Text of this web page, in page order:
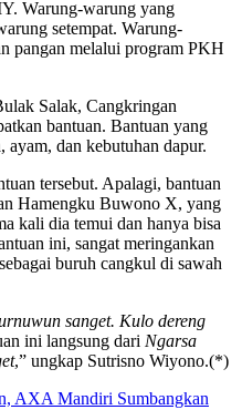
Warung-warung yang
setempat. Warung-
pangan melalui program PKH
Salak, Cangkringan
bantuan. Bantuan yang
dan kebutuhan dapur.
tersebut. Apalagi, bantuan
Hamengku Buwono X, yang
kali dia temui dan hanya bisa
ini, sangat meringankan
buruh cangkul di sawah
sanget. Kulo dereng
ini langsung dari Ngarsa
,” ungkap Sutrisno Wiyono.(*)
AXA Mandiri Sumbangkan